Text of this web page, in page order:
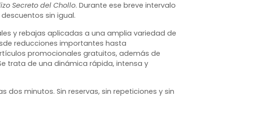
Secreto del Chollo. Durante ese breve intervalo
sin igual.
y rebajas aplicadas a una amplia variedad de
reducciones importantes hasta
promocionales gratuitos, además de
trata de una dinámica rápida, intensa y
dos minutos. Sin reservas, sin repeticiones y sin